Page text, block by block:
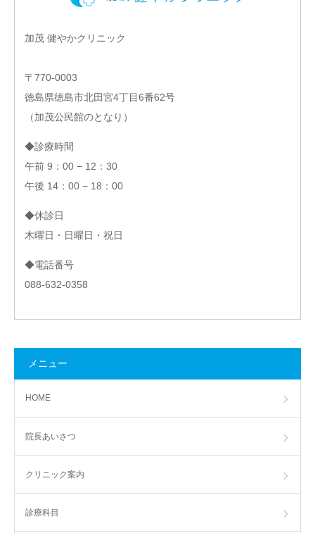
加茂 健やかクリニック
〒770-0003
徳島県徳島市北田宮4丁目6番62号
（加茂公民館のとなり）
◆診療時間
午前 9：00 − 12：30
午後 14：00 − 18：00
◆休診日
木曜日・日曜日・祝日
◆電話番号
088-632-0358
メニュー
HOME
院長あいさつ
クリニック案内
診療科目